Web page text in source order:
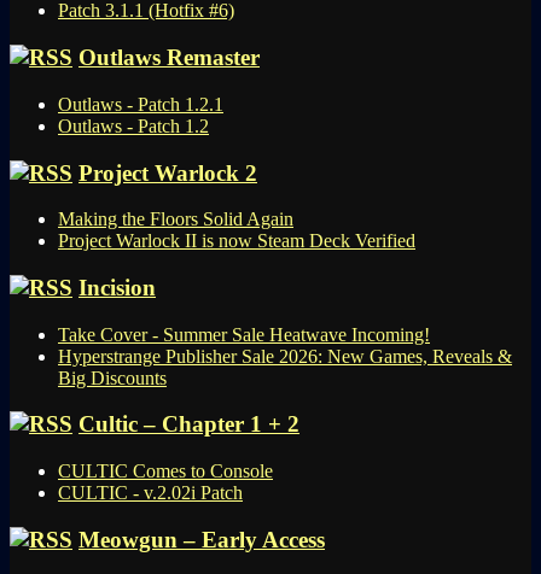
Patch 3.1.1 (Hotfix #6)
Outlaws Remaster
Outlaws - Patch 1.2.1
Outlaws - Patch 1.2
Project Warlock 2
Making the Floors Solid Again
Project Warlock II is now Steam Deck Verified
Incision
Take Cover - Summer Sale Heatwave Incoming!
Hyperstrange Publisher Sale 2026: New Games, Reveals &
Big Discounts
Cultic – Chapter 1 + 2
CULTIC Comes to Console
CULTIC - v.2.02i Patch
Meowgun – Early Access